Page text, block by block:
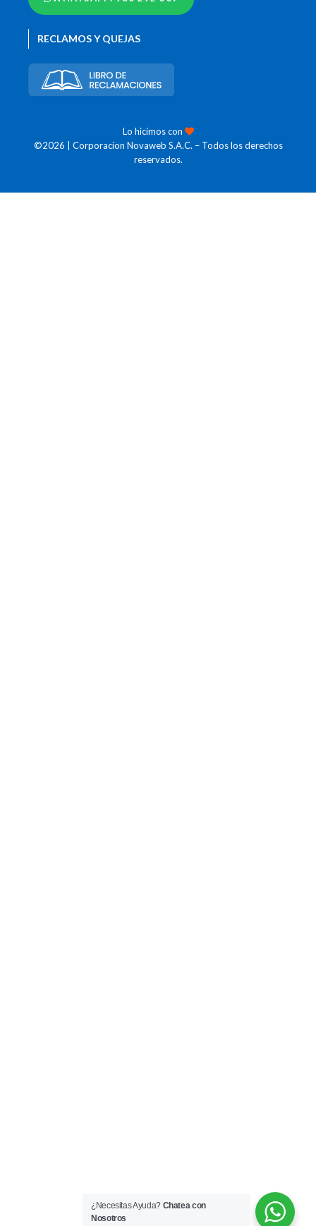
RECLAMOS Y QUEJAS
Lo hicimos con
©2026 | Corporacion Novaweb S.A.C. – Todos los derechos
reservados.
¿Necesitas Ayuda? Chatea con
Nosotros